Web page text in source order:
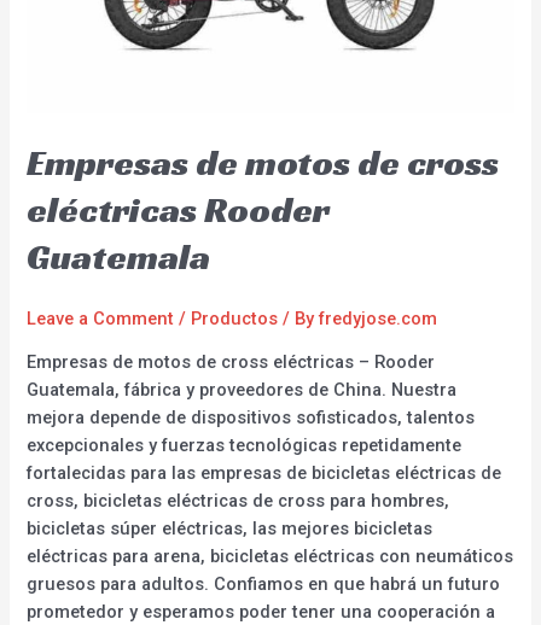
Empresas de motos de cross
eléctricas Rooder
Guatemala
Leave a Comment / Productos / Byfredyjose.com
Empresas de motos de cross eléctricas – Rooder
Guatemala, fábrica y proveedores de China. Nuestra
mejora depende de dispositivos sofisticados, talentos
excepcionales y fuerzas tecnológicas repetidamente
fortalecidas para las empresas de bicicletas eléctricas de
cross, bicicletas eléctricas de cross para hombres,
bicicletas súper eléctricas, las mejores bicicletas
eléctricas para arena, bicicletas eléctricas con neumáticos
gruesos para adultos. Confiamos en que habrá un futuro
prometedor y esperamos poder tener una cooperación a